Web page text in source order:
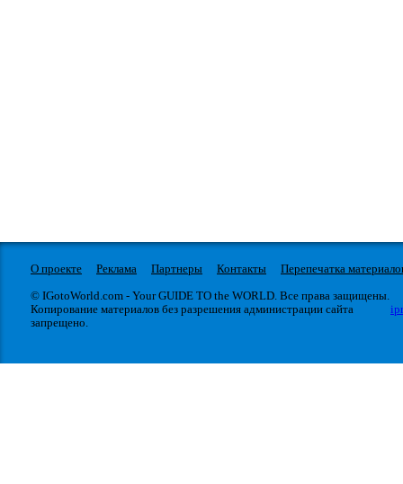
О проекте Реклама Партнеры Контакты
Перепечатка
© IGotoWorld.com - Your GUIDE TO the WORLD. Все права защищены.
Копирование материалов без разрешения администрации сайта
запрещено.